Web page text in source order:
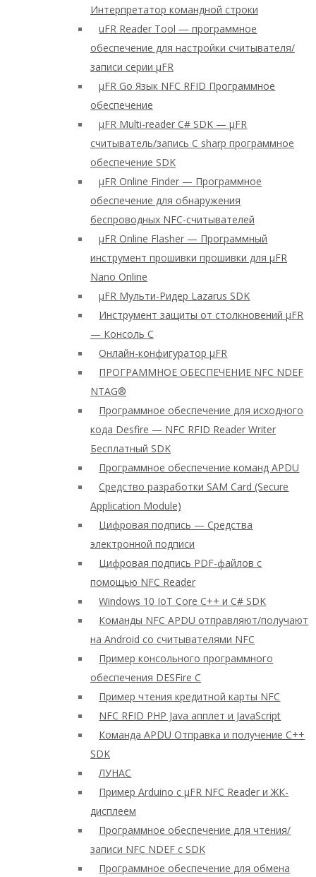
Интерпретатор командной строки
uFR Reader Tool — программное
обеспечение для настройки считывателя/
записи серии μFR
μFR Go Язык NFC RFID Программное
обеспечение
μFR Multi-reader C# SDK — μFR
считыватель/запись C sharp программное
обеспечение SDK
μFR Online Finder — Программное
обеспечение для обнаружения
беспроводных NFC-считывателей
μFR Online Flasher — Программный
инструмент прошивки прошивки для μFR
Nano Online
μFR Мульти-Ридер Lazarus SDK
Инструмент защиты от столкновений μFR
— Консоль C
Онлайн-конфигуратор μFR
ПРОГРАММНОЕ ОБЕСПЕЧЕНИЕ NFC NDEF
NTAG®
Программное обеспечение для исходного
кода Desfire — NFC RFID Reader Writer
Бесплатный SDK
Программное обеспечение команд APDU
Средство разработки SAM Card (Secure
Application Module)
Цифровая подпись — Средства
электронной подписи
Цифровая подпись PDF-файлов с
помощью NFC Reader
Windows 10 IoT Core C++ и C# SDK
Команды NFC APDU отправляют/получают
на Android со считывателями NFC
Пример консольного программного
обеспечения DESFire C
Пример чтения кредитной карты NFC
NFC RFID PHP Java апплет и JavaScript
Команда APDU Отправка и получение C++
SDK
ЛУНАС
Пример Arduino с μFR NFC Reader и ЖК-
дисплеем
Программное обеспечение для чтения/
записи NFC NDEF с SDK
Программное обеспечение для обмена